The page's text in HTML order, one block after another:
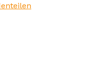
teilen